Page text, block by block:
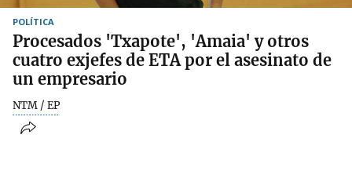
POLÍTICA
Procesados 'Txapote', 'Amaia' y otros
cuatro exjefes de ETA por el asesinato de
un empresario
NTM / EP